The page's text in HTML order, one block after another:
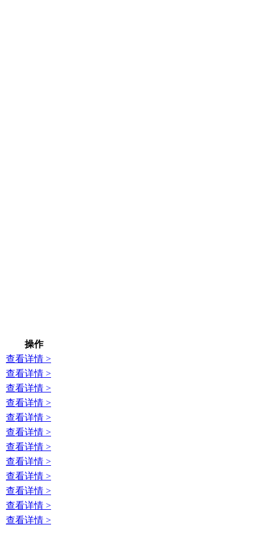
操作
查看详情 >
查看详情 >
查看详情 >
查看详情 >
查看详情 >
查看详情 >
查看详情 >
查看详情 >
查看详情 >
查看详情 >
查看详情 >
查看详情 >